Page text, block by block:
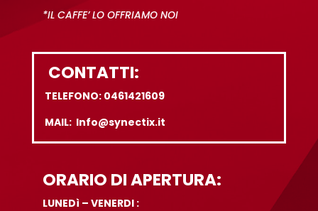
*IL CAFFE’ LO OFFRIAMO NOI
CONTATTI:
TELEFONO: 0461421609
MAIL: Info@synectix.it
ORARIO DI APERTURA:
LUNEDì – VENERDI :